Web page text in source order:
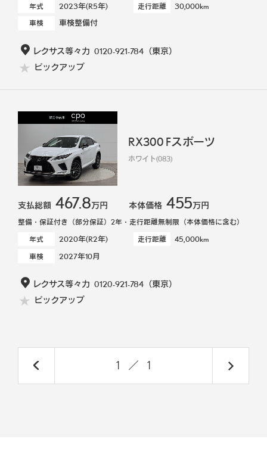
年式 2023年(R5年) 走行距離 30,000km
車検 車検整備付
レクサス等々力 0120-921-784（東京）
ピックアップ
RX300 Fスポーツ
ホワイト(083)
支払総額 467.8万円 本体価格 455万円
整備・保証付き（部分保証）2年・走行距離無制限（本体価格に含む）
年式
2020年(R2年) 走行距離 45,000km
車検 2027年10月
レクサス等々力 0120-921-784（東京）
ピックアップ
1 ／ 1